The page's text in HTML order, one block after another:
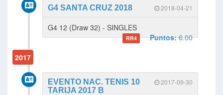
2018-04-21
G4 SANTA CRUZ 2018
G4 12 (Draw 32) - SINGLES
RR4 Puntos:6.00
2017
2017-09-30
EVENTO NAC. TENIS 10
TARIJA 2017 B